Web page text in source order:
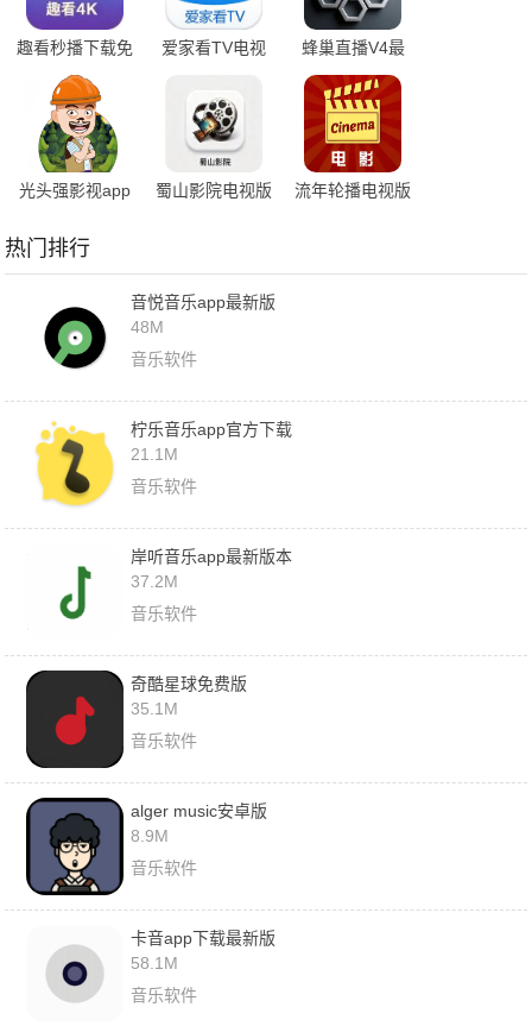
趣看秒播下载免
费版
爱家看TV电视
蜂巢直播V4最
新版本
光头强影视app 蜀山影院电视版 流年轮播电视版
热门排行
音悦音乐app最新版
48M
音乐软件
柠乐音乐app官方下载
21.1M
音乐软件
岸听音乐app最新版本
37.2M
音乐软件
奇酷星球免费版
35.1M
音乐软件
alger music安卓版
8.9M
音乐软件
卡音app下载最新版
58.1M
音乐软件